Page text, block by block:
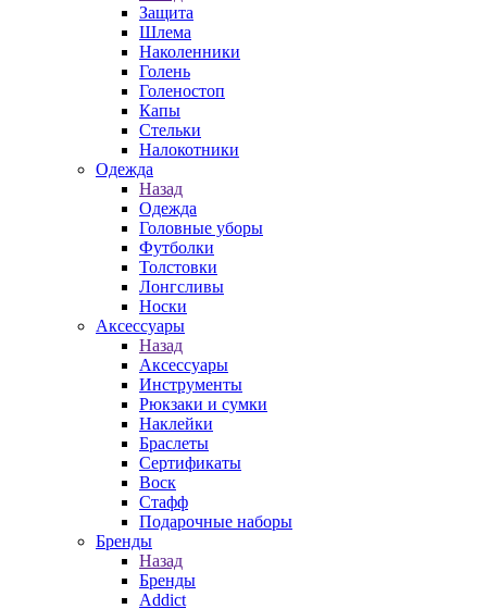
Защита
Шлема
Наколенники
Голень
Голеностоп
Капы
Стельки
Налокотники
Одежда
Назад
Одежда
Головные уборы
Футболки
Толстовки
Лонгсливы
Носки
Аксессуары
Назад
Аксессуары
Инструменты
Рюкзаки и сумки
Наклейки
Браслеты
Сертификаты
Воск
Стафф
Подарочные наборы
Бренды
Назад
Бренды
Addict